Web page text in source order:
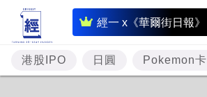
經一 x《華爾街日報》
即
時
財
經
港股IPO 日圓 Pokemon卡